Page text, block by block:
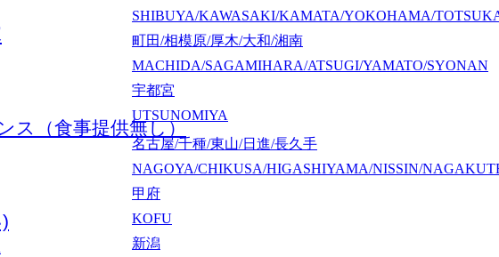
SHIBUYA/KAWASAKI/KAMATA/YOKOHAMA/
町田/相模原/厚木/大和/湘南
MACHIDA/SAGAMIHARA/ATSUGI/YAMATO/SYONAN
宇都宮
UTSUNOMIYA
名古屋/千種/東山/日進/長久手
NAGOYA/CHIKUSA/HIGASHIYAMA/NISSIN/
甲府
KOFU
新潟
ス（食事提供無し）